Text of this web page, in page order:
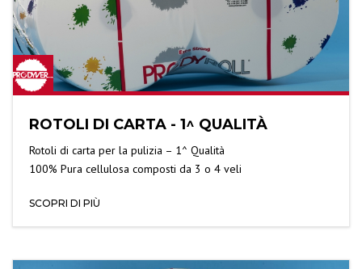
ROTOLI DI CARTA - 1^ QUALITÀ
Rotoli di carta per la pulizia – 1^ Qualità
100% Pura cellulosa composti da 3 o 4 veli
SCOPRI DI PIÙ